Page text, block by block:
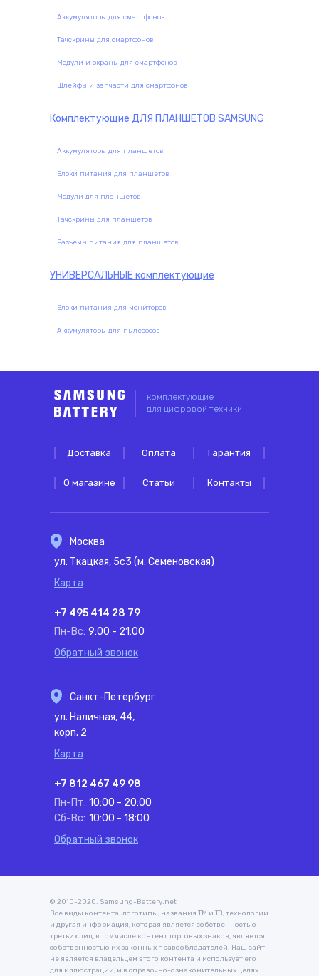
Аккумуляторы для смартфонов
Тачскрины для смартфонов
Модули и экраны для смартфонов
Шлейфы и запчасти для смартфонов
Комплектующие ДЛЯ ПЛАНШЕТОВ SAMSUNG
Аккумуляторы для планшетов
Блоки питания для планшетов
Модули для планшетов
Тачскрины для планшетов
Разъемы питания для планшетов
УНИВЕРСАЛЬНЫЕкомплектующие
Блоки питания для мониторов
Аккумуляторы для пылесосов
комплектующие
для цифровой техники
Доставка Оплата Гарантия
О магазине Статьи Контакты
Москва
ул. Ткацкая, 5с3 (м. Семеновская)
Карта
+7 495 414 28 79
Пн-Вс: 9:00 - 21:00
Обратный звонок
Санкт-Петербург
ул. Наличная, 44,
корп. 2
Карта
+7 812 467 49 98
Пн-Пт: 10:00 - 20:00
Сб-Вс: 10:00 - 18:00
Обратный звонок
© 2010-2020. Samsung-Battery.net
Все виды контента: логотипы, названия ТМ и ТЗ, технологии
и другая информация, которая является собственностью
третьих лиц, в том числе контент торговых знаков, является
собственностью их законных правообладателей. Наш сайт
не является владельцем этого контента и использует его
для иллюстрации, и в справочно-ознакомительных целях.